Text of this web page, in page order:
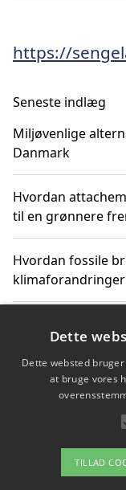
https://
Seneste indlæg
Miljøvenlige
Danmark
Hvordan
til en grønnere
Hvordan fossile
klimaændringer
Hvordan citater
Dette
Dette websted
at bruge vores
TILLAD